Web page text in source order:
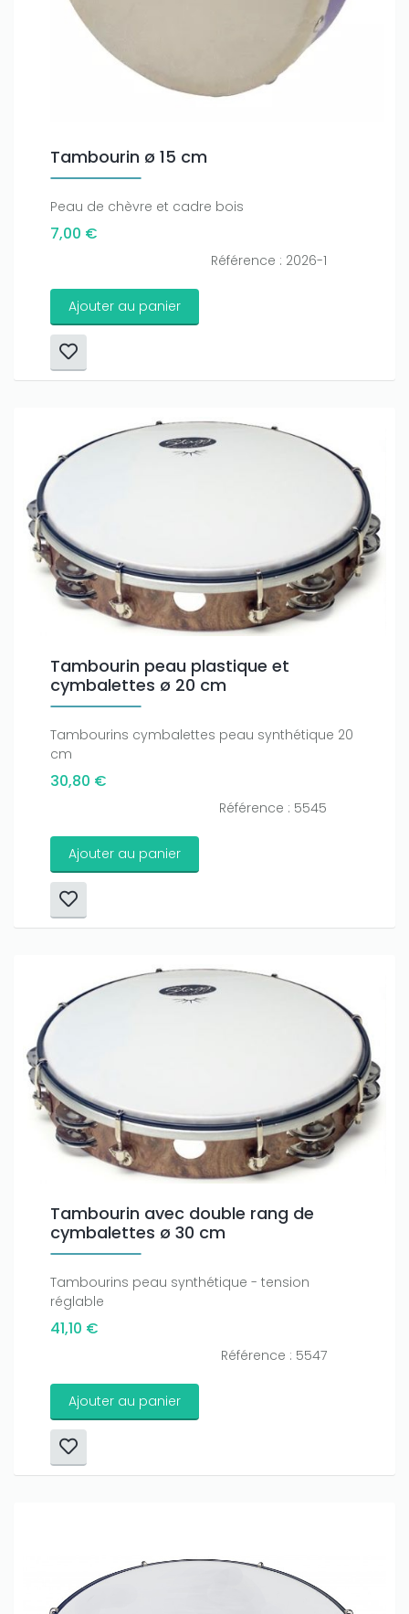
Tambourin ø 15 cm
Peau de chèvre et cadre bois
7,00 €
Référence : 2026-1
Ajouter au panier
Tambourin peau plastique et
cymbalettes ø 20 cm
Tambourins cymbalettes peau synthétique 20
cm
30,80 €
Référence : 5545
Ajouter au panier
Tambourin avec double rang de
cymbalettes ø 30 cm
Tambourins peau synthétique - tension
réglable
41,10 €
Référence : 5547
Ajouter au panier
Only play atJoo casinoif you really want to win a huge
amount on your credits!